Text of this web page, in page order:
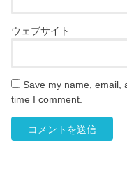
ウェブサイト
Save my name, email,
time I comment.